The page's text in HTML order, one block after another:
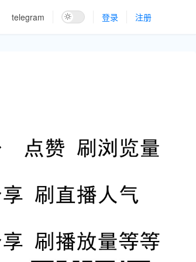
telegram 登录 注册